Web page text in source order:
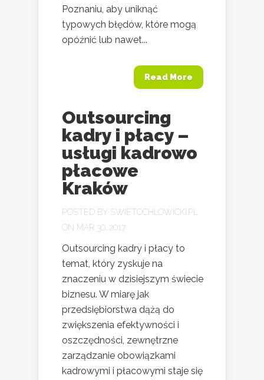
Poznaniu, aby uniknąć
typowych błędów, które mogą
opóźnić lub nawet...
Read More
Outsourcing
kadry i płacy –
usługi kadrowo
płacowe
Kraków
POSTED BY SWIETOCHLOWICKI.PL
ON MAR 30, 2017
Outsourcing kadry i płacy to
temat, który zyskuje na
znaczeniu w dzisiejszym świecie
biznesu. W miarę jak
przedsiębiorstwa dążą do
zwiększenia efektywności i
oszczędności, zewnętrzne
zarządzanie obowiązkami
kadrowymi i płacowymi staje się